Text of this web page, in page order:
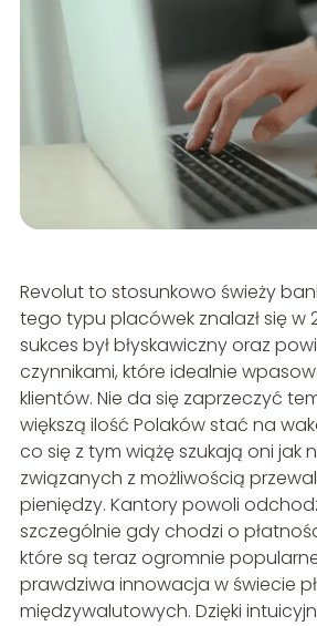
Revolut to stosunkowo świeży
tego typu placówek znalazł się w
sukces był błyskawiczny oraz
czynnikami, które idealnie
klientów. Nie da się zaprzeczyć
większą ilość Polaków stać na
co się z tym wiążę szukają oni jak
związanych z możliwością
pieniędzy. Kantory powoli
szczególnie gdy chodzi o
które są teraz ogromnie
prawdziwa innowacja w świecie
międzywalutowych. Dzięki